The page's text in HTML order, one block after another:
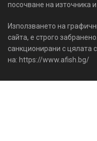
посочване на източника
Използването на
сайта, е строго
санкционирани с цялата
на: https://www.afish.bg/